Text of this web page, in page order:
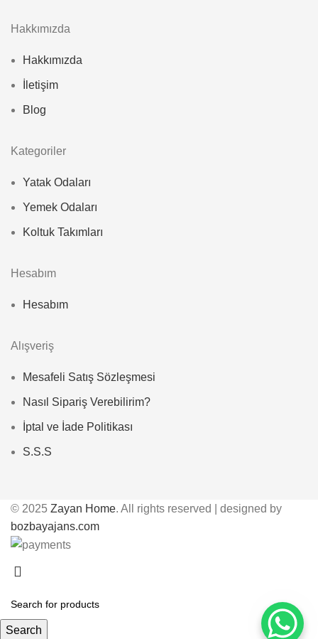
Hakkımızda
Hakkımızda
İletişim
Blog
Kategoriler
Yatak Odaları
Yemek Odaları
Koltuk Takımları
Hesabım
Hesabım
Alışveriş
Mesafeli Satış Sözleşmesi
Nasıl Sipariş Verebilirim?
İptal ve İade Politikası
S.S.S
© 2025 Zayan Home. All rights reserved | designed by
bozbayajans.com
Search